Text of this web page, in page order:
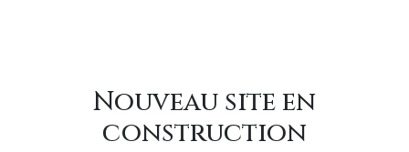
Nouveau site en
construction